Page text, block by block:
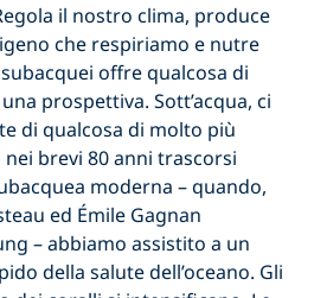
il nostro clima, produce
che respiriamo e nutre
offre qualcosa di
prospettiva. Sott’acqua, ci
di qualcosa di molto più
brevi 80 anni trascorsi
moderna – quando,
ed Émile Gagnan
– abbiamo assistito a un
della salute dell’oceano. Gli